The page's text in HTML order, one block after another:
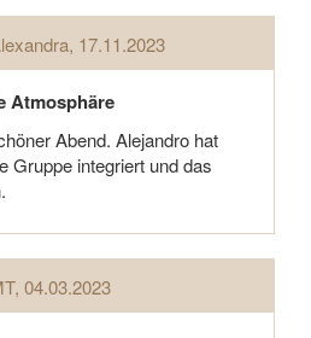
, 17.11.2023
Atmosphäre
Abend. Alejandro hat
Gruppe integriert und das
, 04.03.2023